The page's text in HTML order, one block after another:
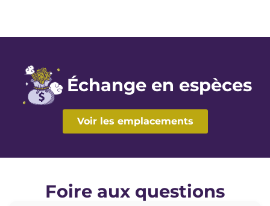
Échange en espèces
Voir les emplacements
Foire aux questions